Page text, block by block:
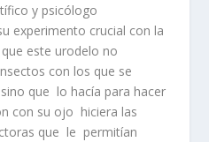
y psicólogo
experimento crucial con la
este urodelo no
con los que se
que lo hacía para hacer
con su ojo hiciera las
que le permitían